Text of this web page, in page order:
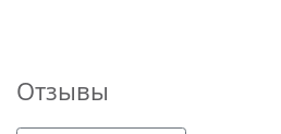
Отзывы